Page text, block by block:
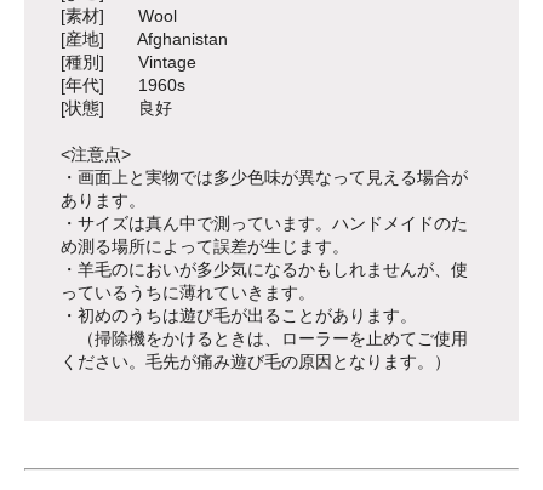
[素材] Wool
[産地] Afghanistan
[種別] Vintage
[年代] 1960s
[状態] 良好
<注意点>
・画面上と実物では多少色味が異なって見える場合が
あります。
・サイズは真ん中で測っています。ハンドメイドのた
め測る場所によって誤差が生じます。
・羊毛のにおいが多少気になるかもしれませんが、使
っているうちに薄れていきます。
・初めのうちは遊び毛が出ることがあります。
（掃除機をかけるときは、ローラーを止めてご使用
ください。毛先が痛み遊び毛の原因となります。）